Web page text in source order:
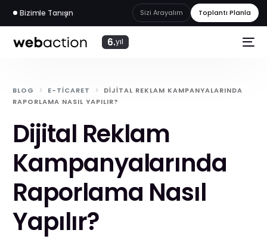
Bizimle Tanışın Sizi Arayalım Toplantı Planla
6.yıl
BLOG E-TICARET
DIJITAL REKLAM KAMPANYALARINDA
RAPORLAMA NASIL YAPILIR?
Dijital Reklam
Kampanyalarında
Raporlama Nasıl
Yapılır?
web akademi